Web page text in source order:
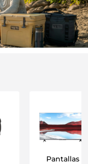
Pantallas